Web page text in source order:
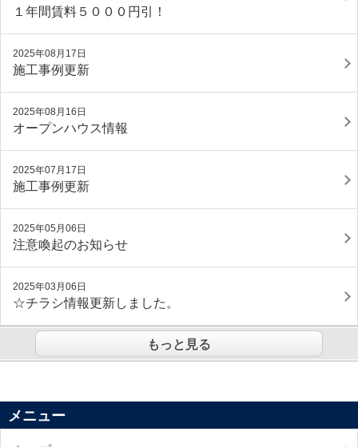
１年間賃料５０００円引！
2025年08月17日
施工事例更新
2025年08月16日
オープンハウス情報
2025年07月17日
施工事例更新
2025年05月06日
注意喚起のお知らせ
2025年03月06日
☆チラシ情報更新しました。
もっと見る
メニュー